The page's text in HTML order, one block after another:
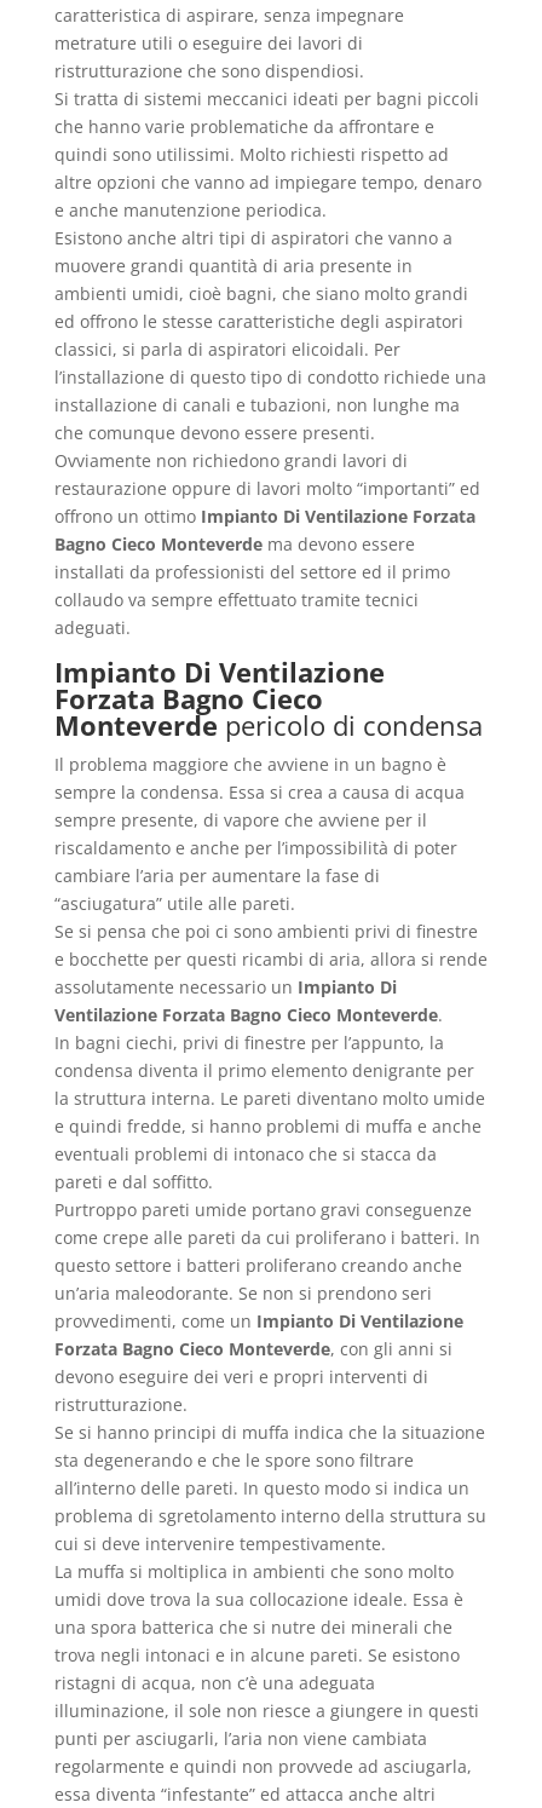
caratteristica di aspirare, senza impegnare
metrature utili o eseguire dei lavori di
ristrutturazione che sono dispendiosi.
Si tratta di sistemi meccanici ideati per bagni piccoli
che hanno varie problematiche da affrontare e
quindi sono utilissimi. Molto richiesti rispetto ad
altre opzioni che vanno ad impiegare tempo, denaro
e anche manutenzione periodica.
Esistono anche altri tipi di aspiratori che vanno a
muovere grandi quantità di aria presente in
ambienti umidi, cioè bagni, che siano molto grandi
ed offrono le stesse caratteristiche degli aspiratori
classici, si parla di aspiratori elicoidali. Per
l’installazione di questo tipo di condotto richiede una
installazione di canali e tubazioni, non lunghe ma
che comunque devono essere presenti.
Ovviamente non richiedono grandi lavori di
restaurazione oppure di lavori molto “importanti” ed
offrono un ottimo Impianto Di Ventilazione Forzata
Bagno Cieco Monteverdema devono essere
installati da professionisti del settore ed il primo
collaudo va sempre effettuato tramite tecnici
adeguati.
Impianto Di Ventilazione
Forzata Bagno Cieco
Monteverde pericolo di condensa
Il problema maggiore che avviene in un bagno è
sempre la condensa. Essa si crea a causa di acqua
sempre presente, di vapore che avviene per il
riscaldamento e anche per l’impossibilità di poter
cambiare l’aria per aumentare la fase di
“asciugatura” utile alle pareti.
Se si pensa che poi ci sono ambienti privi di finestre
e bocchette per questi ricambi di aria, allora si rende
assolutamente necessario un Impianto Di
Ventilazione Forzata Bagno Cieco Monteverde.
In bagni ciechi, privi di finestre per l’appunto, la
condensa diventa il primo elemento denigrante per
la struttura interna. Le pareti diventano molto umide
e quindi fredde, si hanno problemi di muffa e anche
eventuali problemi di intonaco che si stacca da
pareti e dal soffitto.
Purtroppo pareti umide portano gravi conseguenze
come crepe alle pareti da cui proliferano i batteri. In
questo settore i batteri proliferano creando anche
un’aria maleodorante. Se non si prendono seri
provvedimenti, come un Impianto Di Ventilazione
Forzata Bagno Cieco Monteverde, con gli anni si
devono eseguire dei veri e propri interventi di
ristrutturazione.
Se si hanno principi di muffa indica che la situazione
sta degenerando e che le spore sono filtrare
all’interno delle pareti. In questo modo si indica un
problema di sgretolamento interno della struttura su
cui si deve intervenire tempestivamente.
La muffa si moltiplica in ambienti che sono molto
umidi dove trova la sua collocazione ideale. Essa è
una spora batterica che si nutre dei minerali che
trova negli intonaci e in alcune pareti. Se esistono
ristagni di acqua, non c’è una adeguata
illuminazione, il sole non riesce a giungere in questi
punti per asciugarli, l’aria non viene cambiata
regolarmente e quindi non provvede ad asciugarla,
essa diventa “infestante” ed attacca anche altri